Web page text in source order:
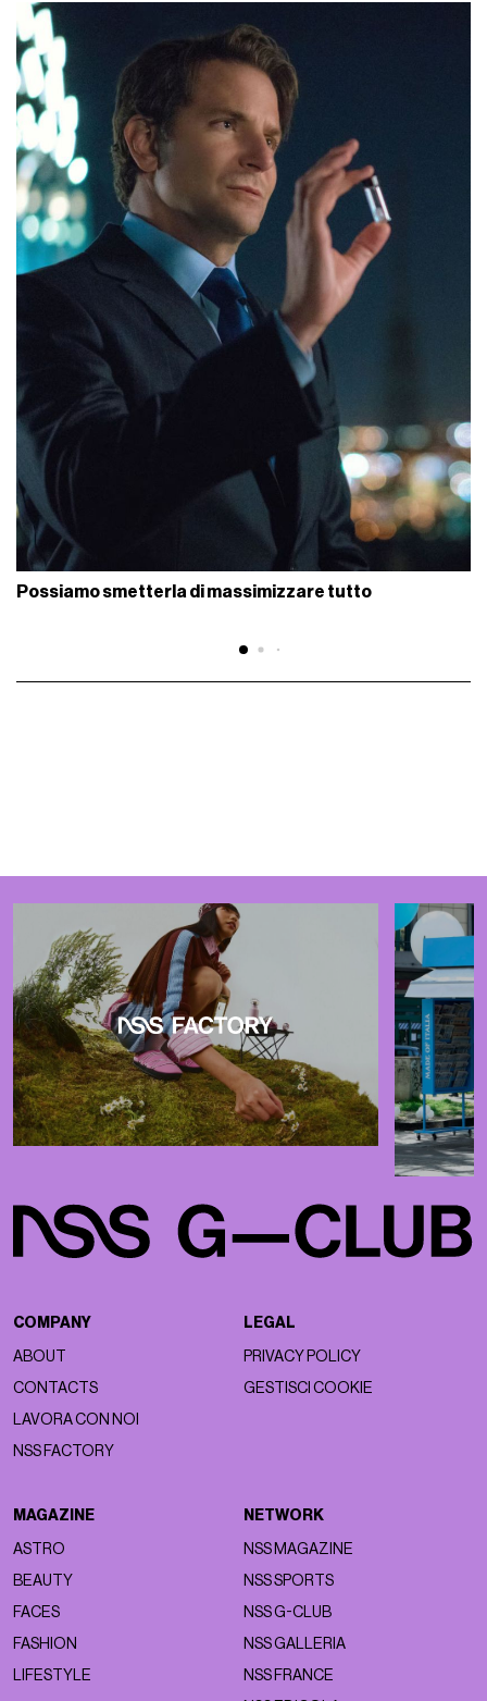
Possiamo smetterla di massimizzare tutto
COMPANY
ABOUT
CONTACTS
LAVORA CON NOI
NSS FACTORY
LEGAL
PRIVACY POLICY
GESTISCI COOKIE
MAGAZINE
ASTRO
BEAUTY
FACES
FASHION
LIFESTYLE
NETWORK
NSS MAGAZINE
NSS SPORTS
NSS G-CLUB
NSS GALLERIA
NSS FRANCE